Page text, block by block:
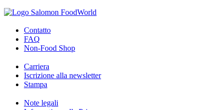
Contatto
FAQ
Non-Food Shop
Carriera
Iscrizione alla newsletter
Stampa
Note legali